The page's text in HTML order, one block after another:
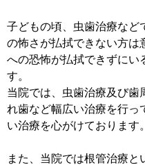
子どもの頃、虫歯治療など
の怖さが払拭できない方は
への恐怖が払拭できずにい
す。
当院では、虫歯治療及び歯
れ歯など幅広い治療を行っ
い治療を心がけております。
また、当院では根管治療